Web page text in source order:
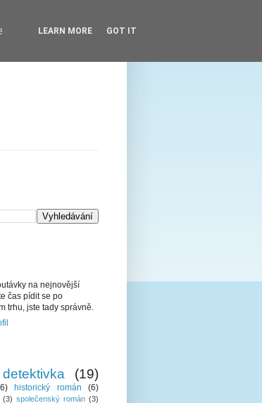
na nejnovější
čas pídit se po
trhu, jste tady správně.
detektivka (19)
historický román (6)
(3) společenský román (3)
LEARN MORE GOT IT